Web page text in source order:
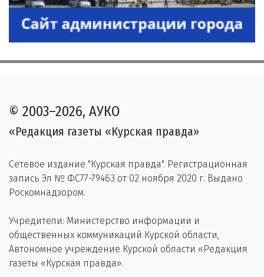
© 2003–2026, АУКО
«Редакция газеты «Курская правда»
Сетевое издание "Курская правда". Регистрационная
запись Эл № ФС77-79463 от 02 ноября 2020 г. Выдано
Роскомнадзором.
Учредители: Министерство информации и
общественных коммуникаций Курской области,
Автономное учреждение Курской области «Редакция
газеты «Курская правда».